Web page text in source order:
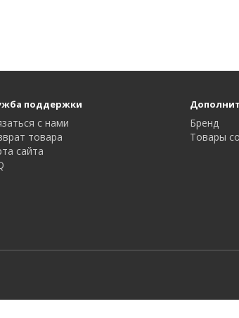
поддержки
с нами
товара
сайта
Бренд
Товары